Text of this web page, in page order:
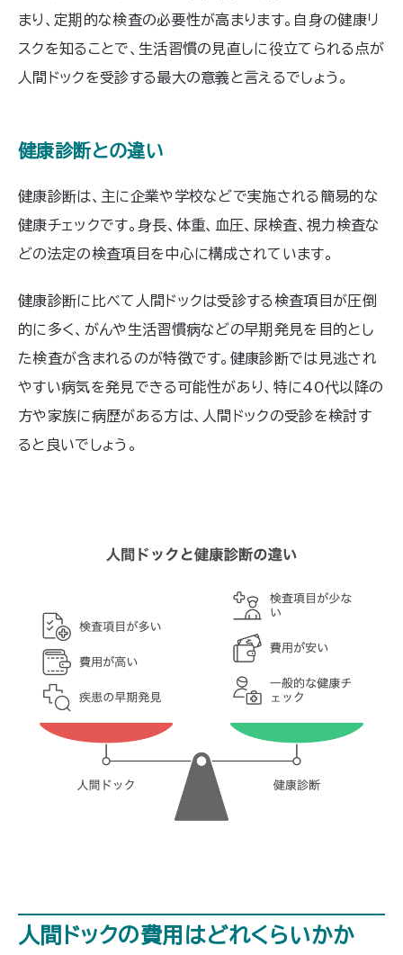
まり、定期的な検査の必要性が高まります。自身の健康リ
スクを知ることで、生活習慣の見直しに役立てられる点が
人間ドックを受診する最大の意義と言えるでしょう。
健康診断との違い
健康診断は、主に企業や学校などで実施される簡易的な
健康チェックです。身長、体重、血圧、尿検査、視力検査な
どの法定の検査項目を中心に構成されています。
健康診断に比べて人間ドックは受診する検査項目が圧倒
的に多く、がんや生活習慣病などの早期発見を目的とし
た検査が含まれるのが特徴です。健康診断では見逃され
やすい病気を発見できる可能性があり、特に40代以降の
方や家族に病歴がある方は、人間ドックの受診を検討す
ると良いでしょう。
人間ドックの費用はどれくらいかか